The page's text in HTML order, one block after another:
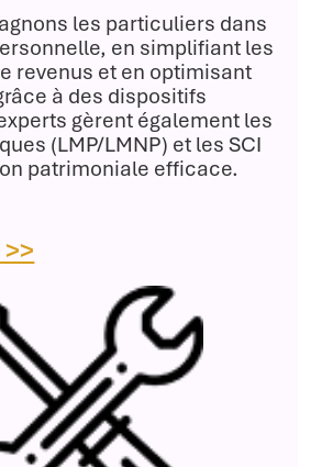
les particuliers dans
en simplifiant les
revenus et en optimisant
à des dispositifs
gèrent également les
(LMP/LMNP) et les SCI
patrimoniale efficace.